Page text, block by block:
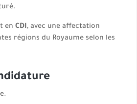
en CDI, avec une affectation
régions du Royaume selon les